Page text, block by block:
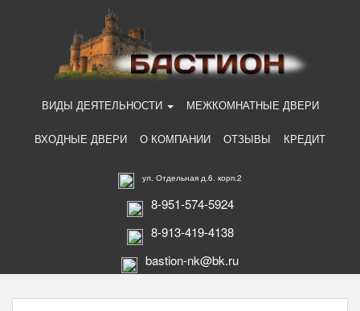
ВИДЫ ДЕЯТЕЛЬНОСТИ МЕЖКОМНАТНЫЕ ДВЕРИ
ВХОДНЫЕ ДВЕРИ О КОМПАНИИ ОТЗЫВЫ КРЕДИТ
ул. Отдельная д.6. корп.2
8-951-574-5924
8-913-419-4138
bastion-nk@bk.ru